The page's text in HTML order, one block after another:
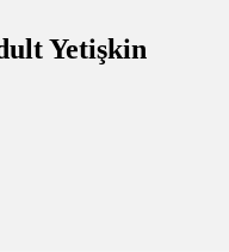
Yetişkin